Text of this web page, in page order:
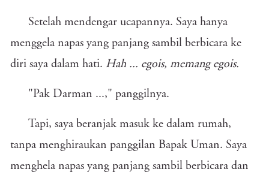
Setelah mendengar ucapannya. Saya hanya
menggela napas yang panjang sambil berbicara ke
diri saya dalam hati. Hah ... egois, memang egois.
"Pak Darman ...," panggilnya.
Tapi, saya beranjak masuk ke dalam rumah,
tanpa menghiraukan panggilan Bapak Uman. Saya
menghela napas yang panjang sambil berbicara dan